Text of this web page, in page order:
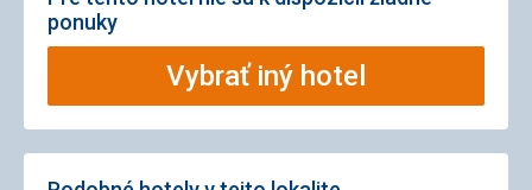
ponuky
Vybrať iný hotel